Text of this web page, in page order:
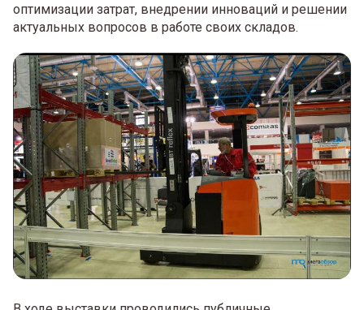
оптимизации затрат, внедрении инноваций и решении
актуальных вопросов в работе своих складов.